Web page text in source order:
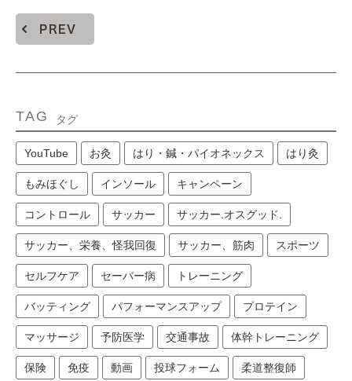
PREV
TAG タグ
YouTube お灸 はり・鍼・パイオネックス はり灸
もみほぐし インソール キャンペーン
コントロール サッカー サッカー.オスグッド.
サッカー、栄養、怪我回復 サッカー、筋肉 スポーツ
セルフケア セーバー病 トレーニング
バッティング パフォーマンスアップ プロテイン
マッサージ 予防医学 交通事故 体幹トレーニング
保険 免疫 動画 投球フォーム 柔道整復師